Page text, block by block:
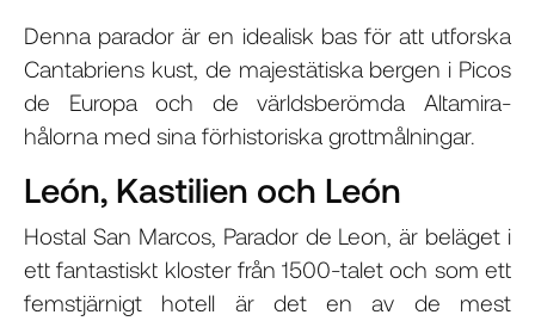
Denna parador är en idealisk bas för att utforska
Cantabriens kust, de majestätiska bergen i Picos
de Europa och de världsberömda Altamira-
hålorna med sina förhistoriska grottmålningar.
León, Kastilien och León
Hostal San Marcos, Parador de Leon, är beläget i
ett fantastiskt kloster från 1500-talet och som ett
femstjärnigt hotell är det en av de mest